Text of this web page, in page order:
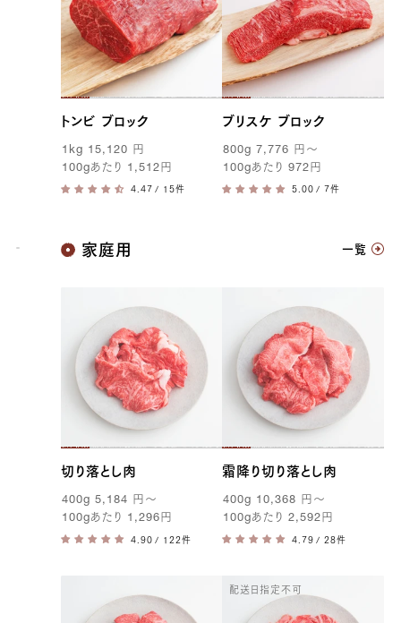
トンビ ブロック
1kg 15,120 円
100gあたり 1,512 円
/ 15件
ブリスケ ブロック
800g 7,776 円 〜
100gあたり972 円
/ 7件
神戸牛
家庭用 一覧
切り落とし肉
400g 5,184 円 〜
100g あたり 1,296 円
/ 122件
霜降り切り落とし肉
400g 10,368 円 〜
100g あたり2,592 円
/ 28件
配送日指定不可